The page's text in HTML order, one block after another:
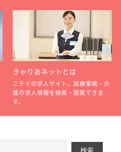
きゃりあネットとは
ニチイの求人サイト。医療事務・介
護の求人情報を検索・閲覧できま
す。